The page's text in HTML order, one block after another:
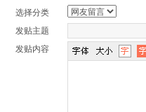
选择分类
发贴主题
发贴内容